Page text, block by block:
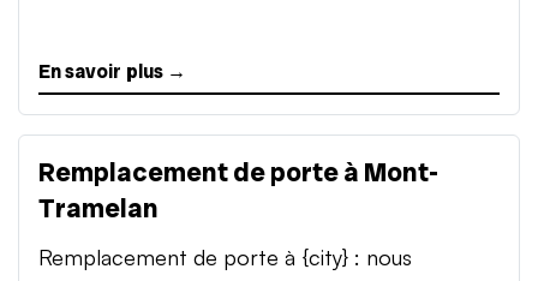
En savoir plus →
Remplacement de porte à Mont-
Tramelan
Remplacement de porte à {city} : nous